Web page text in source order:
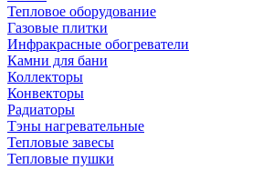
Тепловое оборудование
Газовые плитки
Инфракрасные обогреватели
Камни для бани
Коллекторы
Конвекторы
Радиаторы
Тэны нагревательные
Тепловые завесы
Тепловые пушки